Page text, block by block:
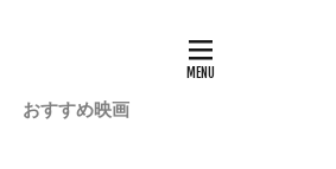
おすすめ映画